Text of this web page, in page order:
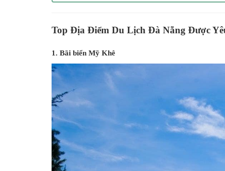
Top Địa Điểm Du Lịch Đà Nẵng Được
1. Bãi biển Mỹ Khê